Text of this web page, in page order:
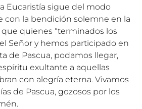
Eucaristía sigue del modo
con la bendición solemne en la
quienes “terminados los
Señor y hemos participado en
de Pascua, podamos llegar,
exultante a aquellas
con alegría eterna. Vivamos
de Pascua, gozosos por los